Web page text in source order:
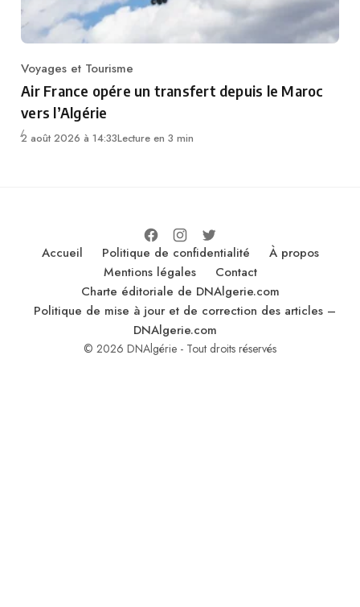
Category
Voyages et Tourisme
Air France opére un transfert depuis le Maroc
vers l’Algérie
2 août 2026 à 14:33Lecture en 3 min
Accueil Politique de confidentialité
À propos
Mentions légales
Contact
Charte éditoriale de DNAlgerie.com
Politique de mise à jour et de correction des articles –
DNAlgerie.com
© 2026 DNAlgérie - Tout droits réservés